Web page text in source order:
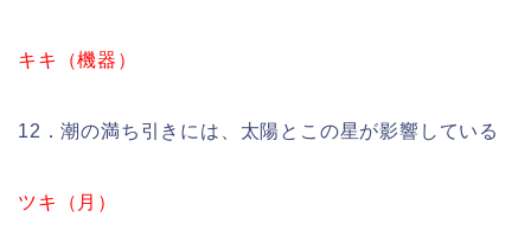
キキ（機器）
12．潮の満ち引きには、太陽とこの星が影響している
ツキ（月）